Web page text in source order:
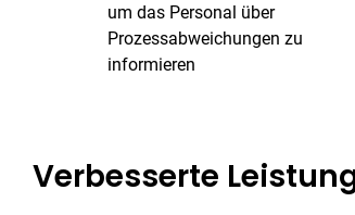
um das Personal über
Prozessabweichungen zu
informieren
Verbesserte